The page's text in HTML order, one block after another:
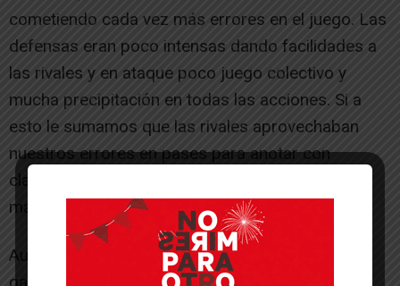
cometiendo cada vez más errores en el juego. Las
defensas eran poco intensas dando facilidades a
las rivales y en ataque poco juego colectivo y
mucha precipitación en todas las acciones. Si a
esto le sumamos que las rivales aprovechaban
nuestros errores en pases para anotar con
claridad, da como resultado la diferencia que el
marcador final refleja.
Aun así, y como nota positiva se consiguieron
ganar dos de los cuatro cuartos, con lo que nos